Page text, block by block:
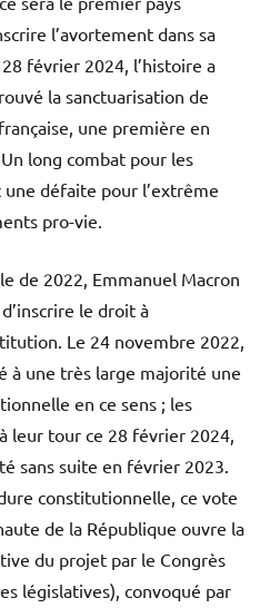
l’avortement dans sa
février 2024, l’histoire a
la sanctuarisation de
une première en
long combat pour les
une défaite pour l’extrême
pro-vie.
de 2022, Emmanuel Macron
le droit à
Le 24 novembre 2022,
à une très large majorité une
en ce sens ; les
leur tour ce 28 février 2024,
sans suite en février 2023.
constitutionnelle, ce vote
de la République ouvre la
du projet par le Congrès
législatives), convoqué par